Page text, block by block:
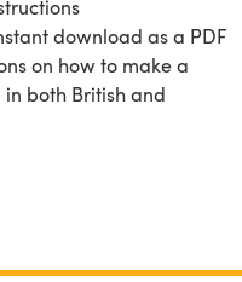
download as a PDF
on how to make a
both British and
that represents an